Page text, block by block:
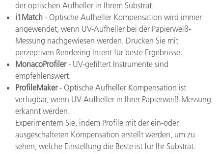
der optischen Aufheller in Ihrem Substrat.
i1Match - Optische Aufheller Kompensation wird immer
angewendet, wenn UV-Aufheller bei der Papierweiß-
Messung nachgewiesen werden. Drucken Sie mit
perzeptiven Rendering Intent für beste Ergebnisse.
MonacoProfiler- UV-gefiltert Instrumente sind
empfehlenswert.
ProfileMaker- Optische Aufheller Kompensation ist
verfügbar, wenn UV-Aufheller in Ihrer Papierweiß-Messung
erkannt werden.
Experimentern Sie, indem Profile mit der ein-oder
ausgeschalteten Kompensation erstellt werden, um zu
sehen, welche Einstellung die Beste ist für Ihr Substrat.